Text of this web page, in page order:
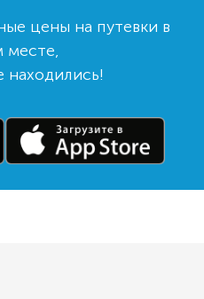
цены на путевки в
месте,
находились!